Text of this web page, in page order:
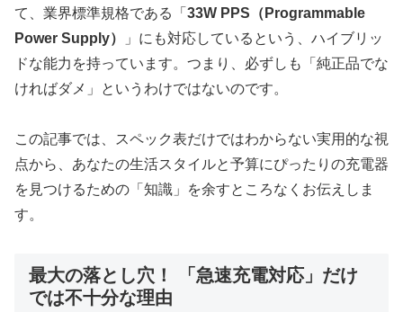
て、業界標準規格である「 33W PPS（Programmable
Power Supply）
」にも対応しているという、ハイブリッ
ドな能力を持っています。つまり、必ずしも「純正品でな
ければダメ」というわけではないのです。
この記事では、スペック表だけではわからない実用的な視
点から、あなたの生活スタイルと予算にぴったりの充電器
を見つけるための「知識」を余すところなくお伝えしま
す。
最大の落とし穴！ 「急速充電対応」だけ
では不十分な理由